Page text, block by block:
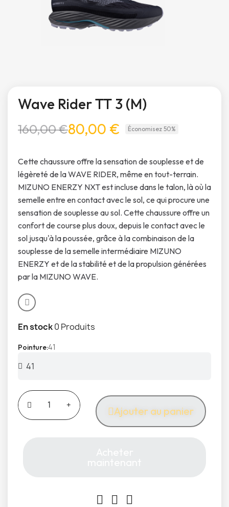
Wave Rider TT 3 (M)
160,00 €80,00 € Économisez 50%
Cette chaussure offre la sensation de souplesse et de
légèreté de la WAVE RIDER, même en tout-terrain.
MIZUNO ENERZY NXT est incluse dans le talon, là où la
semelle entre en contact avec le sol, ce qui procure une
sensation de souplesse au sol. Cette chaussure offre un
confort de course plus doux, depuis le contact avec le
sol jusqu'à la poussée, grâce à la combinaison de la
souplesse de la semelle intermédiaire MIZUNO
ENERZY et de la stabilité et de la propulsion générées
par la MIZUNO WAVE.
En stock0 Produits
Pointure41
Ajouter au panier